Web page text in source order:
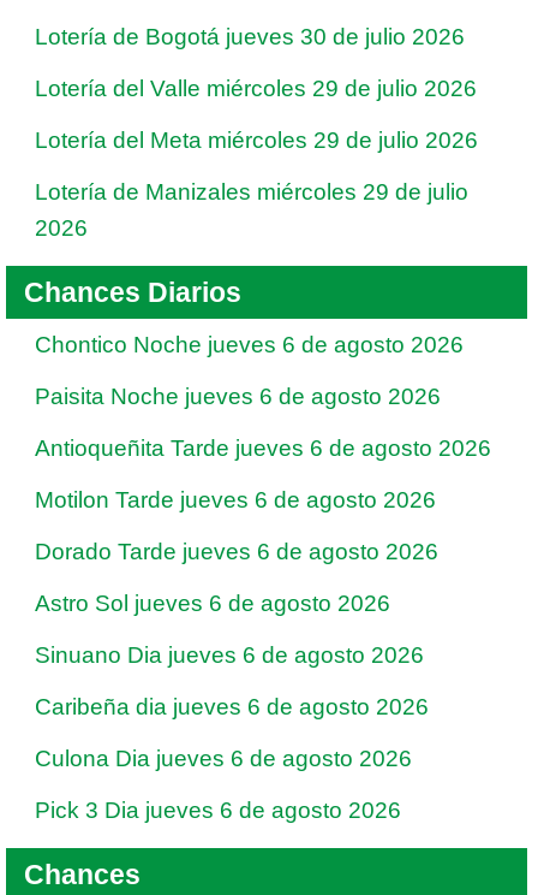
Lotería de Bogotá jueves 30 de julio 2026
Lotería del Valle miércoles 29 de julio 2026
Lotería del Meta miércoles 29 de julio 2026
Lotería de Manizales miércoles 29 de julio
2026
Chances Diarios
Chontico Noche jueves 6 de agosto 2026
Paisita Noche jueves 6 de agosto 2026
Antioqueñita Tarde jueves 6 de agosto 2026
Motilon Tarde jueves 6 de agosto 2026
Dorado Tarde jueves 6 de agosto 2026
Astro Sol jueves 6 de agosto 2026
Sinuano Dia jueves 6 de agosto 2026
Caribeña dia jueves 6 de agosto 2026
Culona Dia jueves 6 de agosto 2026
Pick 3 Dia jueves 6 de agosto 2026
Chances